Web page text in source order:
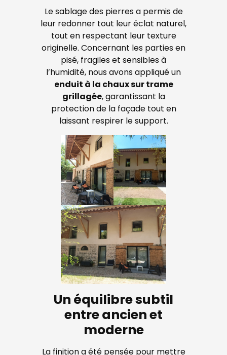
Le sablage des pierres a permis de
leur redonner tout leur éclat naturel,
tout en respectant leur texture
originelle. Concernant les parties en
pisé, fragiles et sensibles à
l’humidité, nous avons appliqué un
enduit à la chaux sur trame
grillagée, garantissant la
protection de la façade tout en
laissant respirer le support.
Un équilibre subtil
entre ancien et
moderne
La finition a été pensée pour mettre